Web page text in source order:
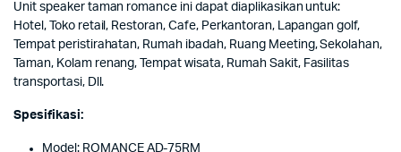
Unit speaker taman romance ini dapat diaplikasikan untuk:
Hotel, Toko retail, Restoran, Cafe, Perkantoran, Lapangan golf,
Tempat peristirahatan, Rumah ibadah, Ruang Meeting, Sekolahan,
Taman, Kolam renang, Tempat wisata, Rumah Sakit, Fasilitas
transportasi, Dll.
Spesifikasi:
Model: ROMANCE AD-75RM